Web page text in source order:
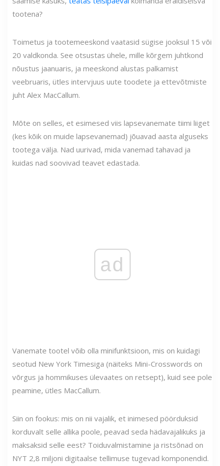
tootena?
Toimetus ja tootemeeskond vaatasid sügise jooksul 15 või
20 valdkonda. See otsustas ühele, mille kõrgem juhtkond
nõustus jaanuaris, ja meeskond alustas palkamist
veebruaris, ütles intervjuus uute toodete ja ettevõtmiste
juht Alex MacCallum.
Mõte on selles, et esimesed viis lapsevanemate tiimi liiget
(kes kõik on muide lapsevanemad) jõuavad aasta alguseks
tootega välja. Nad uurivad, mida vanemad tahavad ja
kuidas nad soovivad teavet edastada.
ad
Vanemate tootel võib olla minifunktsioon, mis on kuidagi
seotud New York Timesiga (näiteks Mini-Crosswords on
võrgus ja hommikuses ülevaates on retsept), kuid see pole
peamine, ütles MacCallum.
Siin on fookus: mis on nii vajalik, et inimesed pöörduksid
korduvalt selle allika poole, peavad seda hädavajalikuks ja
maksaksid selle eest? Toiduvalmistamine ja ristsõnad on
NYT 2,8 miljoni digitaalse tellimuse tugevad komponendid.